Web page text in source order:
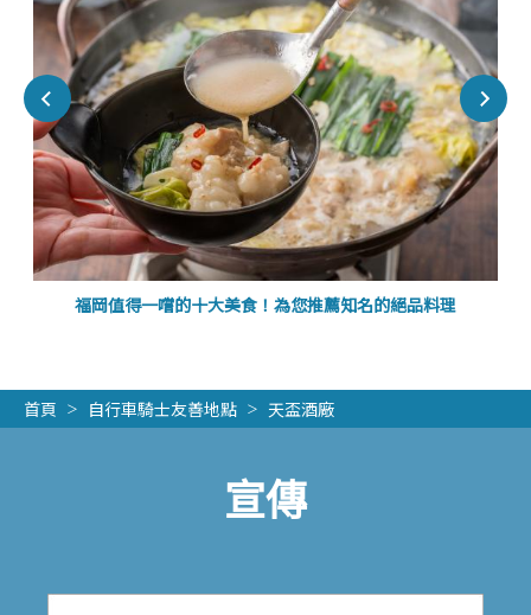
福岡值得一嚐的十大美食！為您推薦知名的絕品料理
首頁 自行車騎士友善地點 天盃酒廠
宣傳